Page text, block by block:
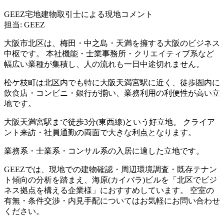
GEEZ宅地建物取引士による現地コメント
担当: GEEZ
大阪市北区は、梅田・中之島・天満を擁する大阪のビジネス
中枢です。 本社機能・士業事務所・クリエイティブ系など
幅広い業種が集積し、人の流れも一日中途切れません。
松ケ枝町は北区内でも特に大阪天満宮駅に近く、徒歩圏内に
飲食店・コンビニ・銀行が揃い、業務利用の利便性が高い立
地です。
大阪天満宮駅まで徒歩3分(東西線)という好立地。 クライア
ント来訪・社員通勤の両面で大きな利点となります。
業務系・士業系・コンサル系の入居に適した立地です。
GEEZでは、現地での建物確認・周辺環境調査・既存テナン
ト傾向の分析を踏まえ、海原(カイバラ)ビルを「北区でビジ
ネス拠点を構える企業様」におすすめしています。 空室の
有無・条件交渉・内見手配についてはお気軽にお問い合わせ
ください。